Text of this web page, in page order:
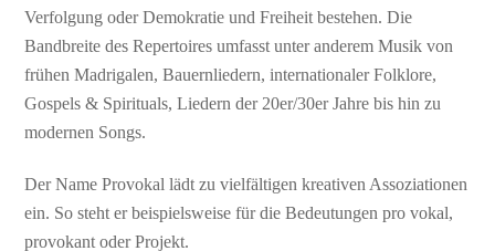
Verfolgung oder Demokratie und Freiheit bestehen. Die
Bandbreite des Repertoires umfasst unter anderem Musik von
frühen Madrigalen, Bauernliedern, internationaler Folklore,
Gospels & Spirituals, Liedern der 20er/30er Jahre bis hin zu
modernen Songs.
Der Name Provokal lädt zu vielfältigen kreativen Assoziationen
ein. So steht er beispielsweise für die Bedeutungen pro vokal,
provokant oder Projekt.